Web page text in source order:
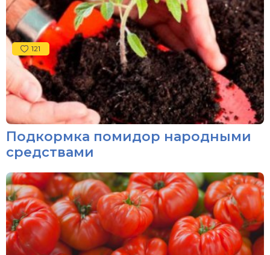
121
Подкормка помидор народными
средствами